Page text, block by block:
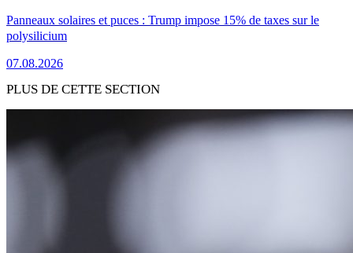
Panneaux solaires et puces : Trump impose 15% de taxes sur le
polysilicium
07.08.2026
PLUS DE CETTE SECTION